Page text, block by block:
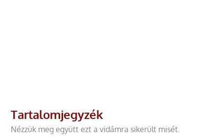
Tartalomjegyzék
Nézzük meg együtt ezt a vidámra sikerült misét.